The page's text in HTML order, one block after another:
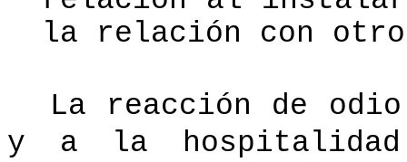
la relación con
La reacción de
y a la hospitalidad